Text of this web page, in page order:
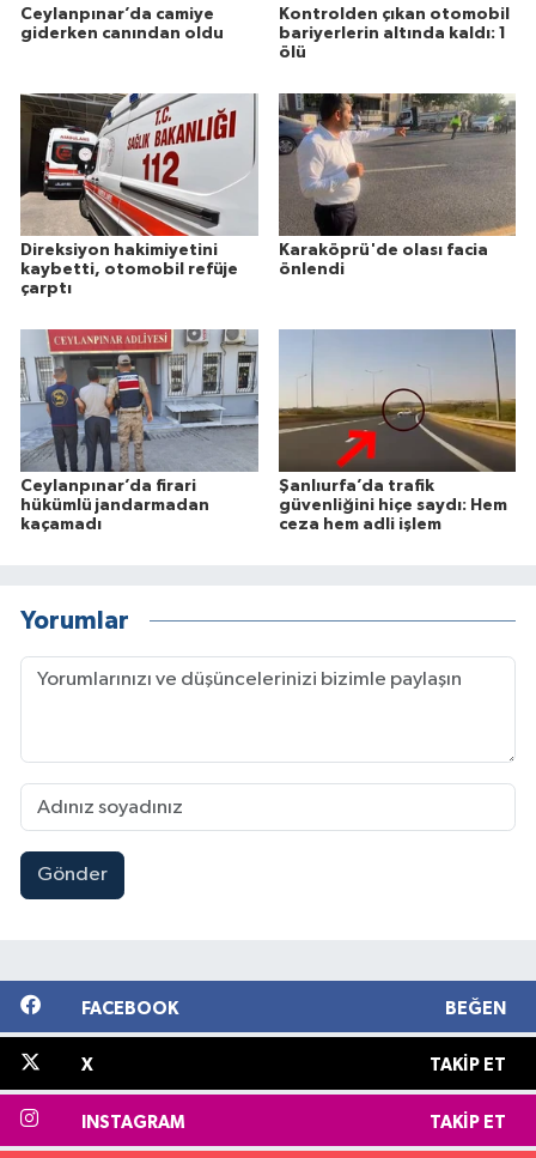
Ceylanpınar’da camiye
giderken canından oldu
Kontrolden çıkan otomobil
bariyerlerin altında kaldı: 1
ölü
Direksiyon hakimiyetini
kaybetti, otomobil refüje
çarptı
Karaköprü'de olası facia
önlendi
Ceylanpınar’da firari
hükümlü jandarmadan
kaçamadı
Şanlıurfa’da trafik
güvenliğini hiçe saydı: Hem
ceza hem adli işlem
Yorumlar
Gönder
FACEBOOK BEĞEN
X TAKIP ET
INSTAGRAM TAKIP ET